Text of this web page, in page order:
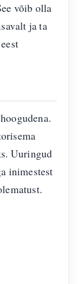
võib olla
ja ta
Uuringud
inimestest